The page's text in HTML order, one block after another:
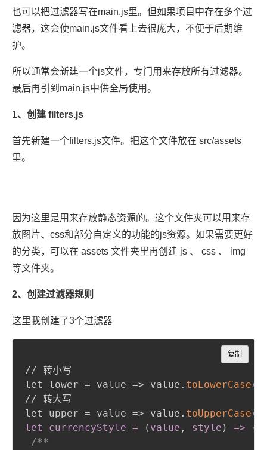
也可以把过滤器写在main.js里。但如果项目中存在多个过
滤器，这会使main.js文件看上去很庞大，不便于后期维
护。
所以通常会新建一个js文件，专门用来存放所有过滤器。
最后再引到main.js中供全局使用。
1、创建 filters.js
首先新建一个filters.js文件。把这个文件放在 src/assets
里。
因为这里是用来存放静态资源的。这个文件夹可以用来存
放图片、css和部分自定义的功能的js资源。如果需要更好
的分类，可以在 assets 文件夹里再创建 js 、 css 、 img
等文件夹。
2、创建过滤器规则
这里我创建了3个过滤器
// 转小写
let lower = value => value. toLowerCase (
// 转大写
let upper = value => value. toUpperCase (
let currencyStyle =
( value , style ) => {
/**
复制
Copy